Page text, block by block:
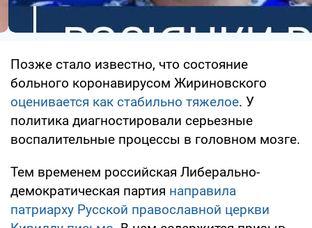
Позже стало известно, что состояние
больного коронавирусом Жириновского
оценивается как стабильно тяжелое. У
политика диагностировали серьезные
воспалительные процессы в головном мозге.
Тем временем российская Либерально-
демократическая партия направила
патриарху Русской православной церкви